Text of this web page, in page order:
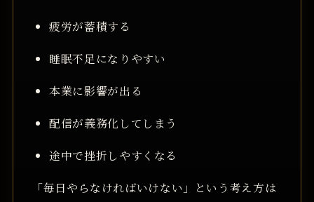
疲労が蓄積する
睡眠不足になりやすい
本業に影響が出る
配信が義務化してしまう
途中で挫折しやすくなる
「毎日やらなければいけない」という考え方は